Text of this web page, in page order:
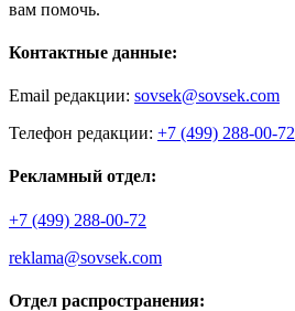
вам помочь.
Контактные данные:
Email редакции: sovsek@sovsek.com
Телефон редакции: +7 (499) 288-00-72
Рекламный отдел:
+7 (499) 288-00-72
reklama@sovsek.com
Отдел распространения: